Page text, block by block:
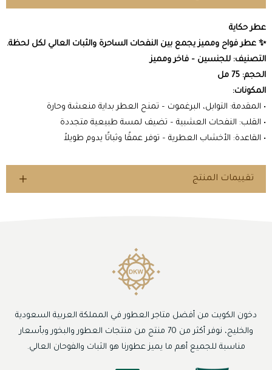
عطر حكاية
✨ عطر فواح ومميز يجمع بين النفحات الساحرة والثبات العالي لكل لحظة.
التصنيف: للجنسين – فاخر ومميز
الحجم: 75 مل
المكونات:
• المقدمة: التوابل، البرغموت – تمنح العطر بداية منعشة وحارة
• القلب: النفحات العشبية – تضيف لمسة طبيعية متجددة
• القاعدة: الأخشاب العطرية – توفر عمقًا وثباتًا يدوم طويلاً
تقييمات المنتج
دخون الكويت من أفضل متاجر العطور في المملكة العربية السعودية
والخليج، نوفر أكثر من 70 منتج من منتجات العطور والبخور وبأسعار
مناسبة للجميع أهم ما يميز عطورنا هو الثبات والفوحان العالي.